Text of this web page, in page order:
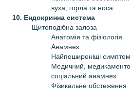
вуха, горла та носа
10. Ендокринна система
Щитоподібна залоза
Анатомія та фізіологія
Анамнез
Найпоширеніші
Медичний,
соціальний анамнез
Фізикальне обстеження